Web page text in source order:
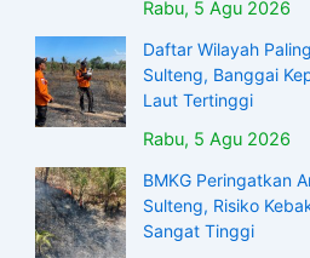
Rabu, 5 Agu 2026
Daftar Wilayah
Sulteng, Banggai
Laut Tertinggi
Rabu, 5 Agu 2026
BMKG Peringatkan
Sulteng, Risiko
Sangat Tinggi